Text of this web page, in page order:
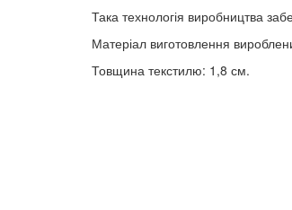
Така технологія виробництва
Матеріал виготовлення
Товщина текстилю: 1,8 см.